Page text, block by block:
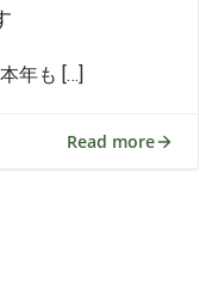
年も […]
Read more